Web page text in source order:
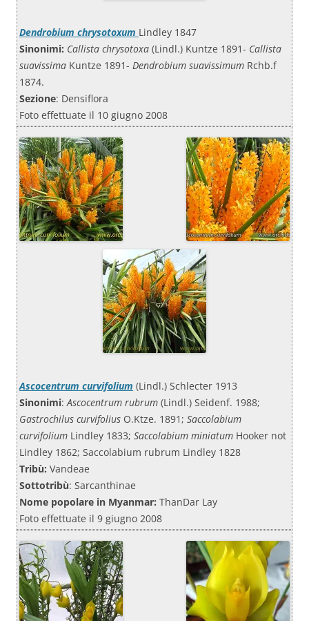
Dendrobium chrysotoxum Lindley 1847
Sinonimi: Callista chrysotoxa (Lindl.) Kuntze 1891- Callista
suavissima Kuntze 1891- Dendrobium suavissimum Rchb.f
1874.
Sezione: Densiflora
Foto effettuate il 10 giugno 2008
Ascocentrum curvifolium (Lindl.) Schlecter 1913
Sinonimi: Ascocentrum rubrum (Lindl.) Seidenf. 1988;
Gastrochilus curvifolius O.Ktze. 1891; Saccolabium
curvifolium Lindley 1833; Saccolabium miniatum Hooker not
Lindley 1862; Saccolabium rubrum Lindley 1828
Tribù: Vandeae
Sottotribù: Sarcanthinae
Nome popolare in Myanmar: ThanDar Lay
Foto effettuate il 9 giugno 2008